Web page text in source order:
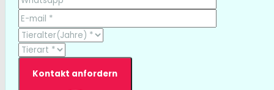
Kontakt anfordern